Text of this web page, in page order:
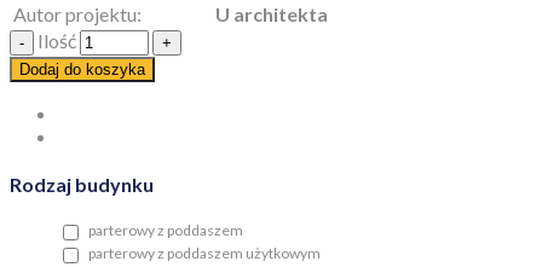
Autor projektu:
U architekta
Ilość
Dodaj do koszyka
Rodzaj budynku
parterowy z poddaszem
parterowy z poddaszem użytkowym